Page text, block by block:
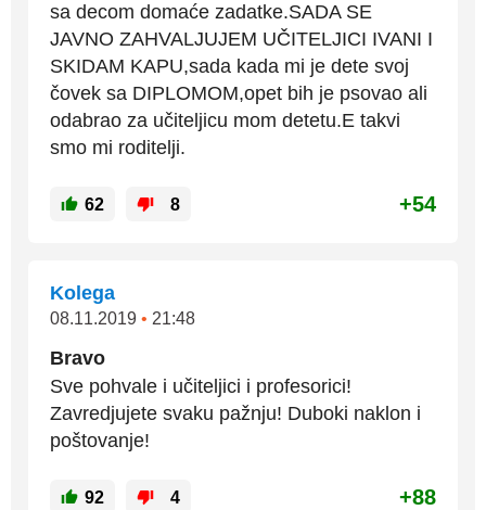
sa decom domaće zadatke.SADA SE
JAVNO ZAHVALJUJEM UČITELJICI IVANI I
SKIDAM KAPU,sada kada mi je dete svoj
čovek sa DIPLOMOM,opet bih je psovao ali
odabrao za učiteljicu mom detetu.E takvi
smo mi roditelji.
62 8 +54
Kolega
08.11.2019 • 21:48
Bravo
Sve pohvale i učiteljici i profesorici!
Zavredjujete svaku pažnju! Duboki naklon i
poštovanje!
92 4 +88